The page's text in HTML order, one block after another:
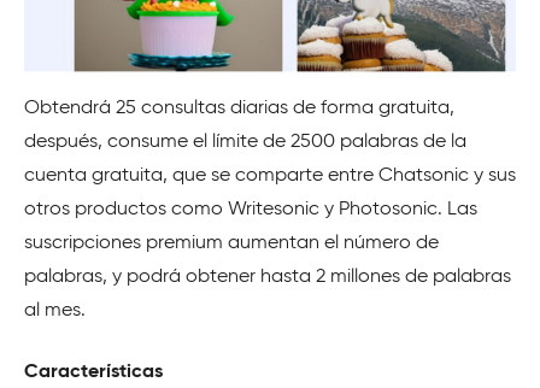
Obtendrá 25 consultas diarias de forma gratuita,
después, consume el límite de 2500 palabras de la
cuenta gratuita, que se comparte entre Chatsonic y sus
otros productos como Writesonic y Photosonic. Las
suscripciones premium aumentan el número de
palabras, y podrá obtener hasta 2 millones de palabras
al mes.
Características